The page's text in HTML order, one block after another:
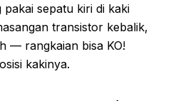
sepatu kiri di kaki
transistor kebalik,
— rangkaian bisa KO!
kakinya.